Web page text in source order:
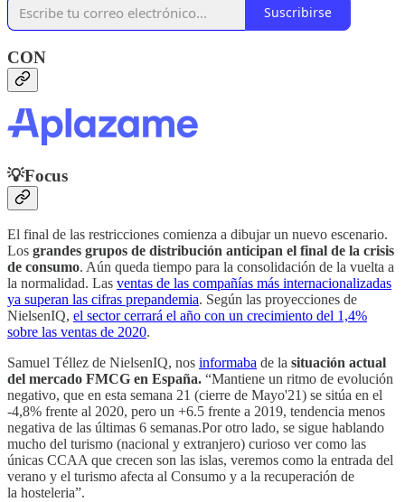
Suscribirse
CON
💡Focus
El final de las restricciones comienza a dibujar un nuevo escenario.
Los grandes grupos de distribución anticipan el final de la crisis
de consumo. Aún queda tiempo para la consolidación de la vuelta a
la normalidad. Las ventas de las compañías más internacionalizadas
ya superan las cifras prepandemia. Según las proyecciones de
NielsenIQ, el sector cerrará el año con un crecimiento del 1,4%
sobre las ventas de 2020.
Samuel Téllez de NielsenIQ, nos informaba de la situación actual
del mercado FMCG en España. “Mantiene un ritmo de evolución
negativo, que en esta semana 21 (cierre de Mayo'21) se sitúa en el
-4,8% frente al 2020, pero un +6.5 frente a 2019, tendencia menos
negativa de las últimas 6 semanas.Por otro lado, se sigue hablando
mucho del turismo (nacional y extranjero) curioso ver como las
únicas CCAA que crecen son las islas, veremos como la entrada del
verano y el turismo afecta al Consumo y a la recuperación de
la hosteleria”.